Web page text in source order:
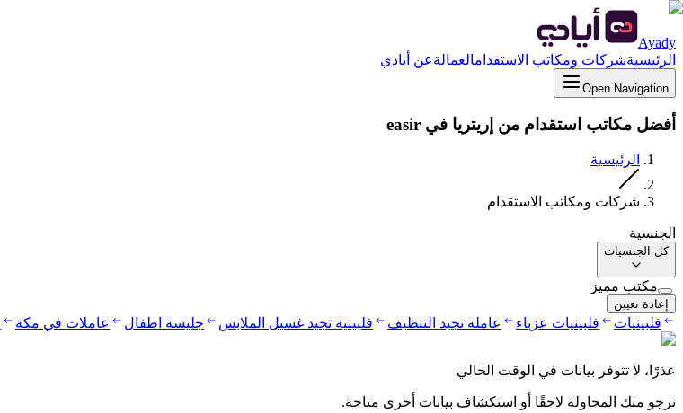
Ayady
الرئيسيةشركات ومكاتب الاستقدامالعمالةعن أيادي
Open Navigation
أفضل مكاتب استقدام من إريتريا في easir
الرئيسية
شركات ومكاتب الاستقدام
الجنسية
كل الجنسيات
مكتب مميز
إعادة تعيين
فلبينيات فلبينيات عزباء عاملة تجيد التنظيف فلبينية تجيد غسيل الملابس جليسة اطفال عاملات في مكة
عذرًا، لا تتوفر بيانات في الوقت الحالي
نرجو منك المحاولة لاحقًا أو استكشاف بيانات أخرى متاحة.